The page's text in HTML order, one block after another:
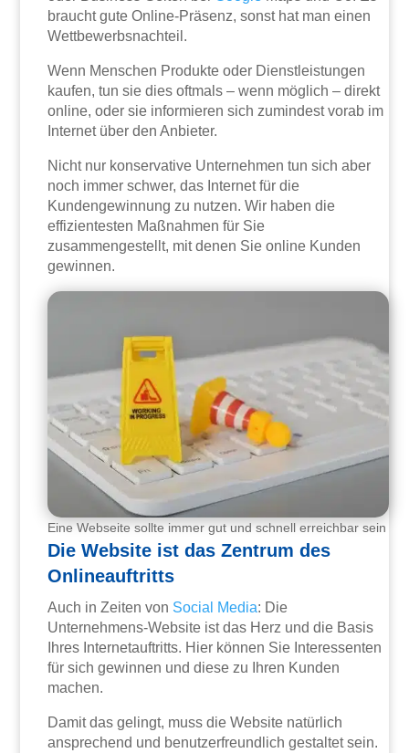
braucht gute Online-Präsenz, sonst hat man einen
Wettbewerbsnachteil.
Wenn Menschen Produkte oder Dienstleistungen
kaufen, tun sie dies oftmals – wenn möglich – direkt
online, oder sie informieren sich zumindest vorab im
Internet über den Anbieter.
Nicht nur konservative Unternehmen tun sich aber
noch immer schwer, das Internet für die
Kundengewinnung zu nutzen. Wir haben die
effizientesten Maßnahmen für Sie
zusammengestellt, mit denen Sie online Kunden
gewinnen.
Eine Webseite sollte immer gut und schnell erreichbar sein
Die Website ist das Zentrum des
Onlineauftritts
Auch in Zeiten von Social Media: Die
Unternehmens-Website ist das Herz und die Basis
Ihres Internetauftritts. Hier können Sie Interessenten
für sich gewinnen und diese zu Ihren Kunden
machen.
Damit das gelingt, muss die Website natürlich
ansprechend und benutzerfreundlich gestaltet sein.